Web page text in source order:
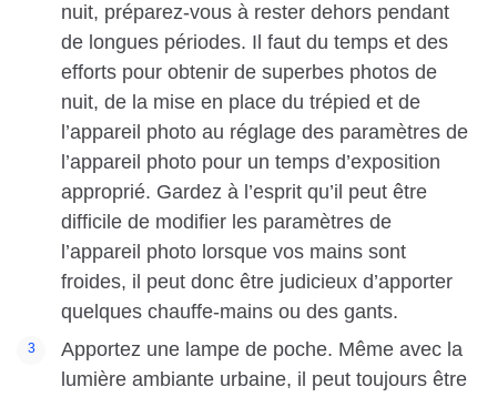
nuit, préparez-vous à rester dehors pendant
de longues périodes. Il faut du temps et des
efforts pour obtenir de superbes photos de
nuit, de la mise en place du trépied et de
l’appareil photo au réglage des paramètres de
l’appareil photo pour un temps d’exposition
approprié. Gardez à l’esprit qu’il peut être
difficile de modifier les paramètres de
l’appareil photo lorsque vos mains sont
froides, il peut donc être judicieux d’apporter
quelques chauffe-mains ou des gants.
Apportez une lampe de poche. Même avec la
lumière ambiante urbaine, il peut toujours être